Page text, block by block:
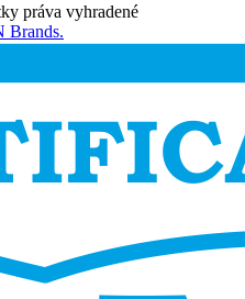
práva vyhradené
Brands.